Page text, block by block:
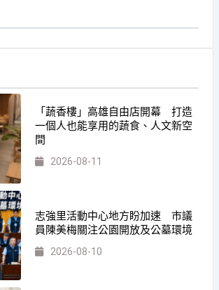
「蔬香樓」高雄自由店開幕 打造
一個人也能享用的蔬食、人文新空
間
2026-08-11
志強里活動中心地方盼加速 市議
員陳美梅關注公園開放及公墓環境
2026-08-10